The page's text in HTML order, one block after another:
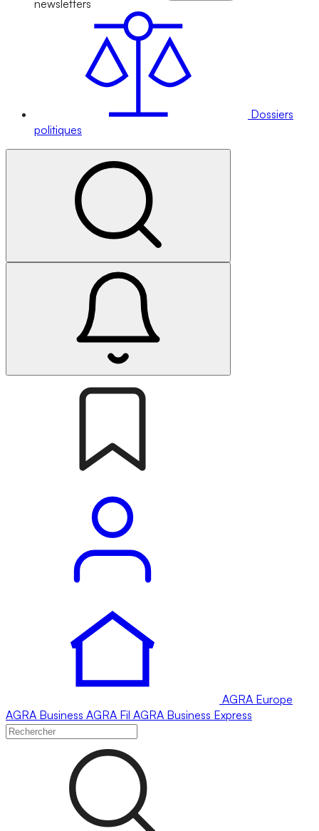
newsletters
Dossiers
politiques
AGRA Europe
AGRA Business AGRA Fil AGRA Business Express